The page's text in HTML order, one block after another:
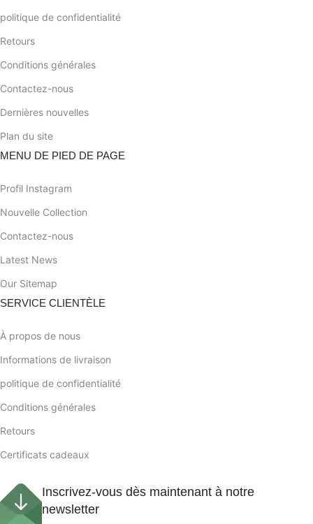
politique de confidentialité
Retours
Conditions générales
Contactez-nous
Dernières nouvelles
Plan du site
MENU DE PIED DE PAGE
Profil Instagram
Nouvelle Collection
Contactez-nous
Latest News
Our Sitemap
SERVICE CLIENTÈLE
À propos de nous
Informations de livraison
politique de confidentialité
Conditions générales
Retours
Certificats cadeaux
Inscrivez-vous dès maintenant à notre
newsletter